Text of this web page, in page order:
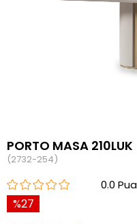
PORTO MASA 210LUK
(2732-254)
0.0
27